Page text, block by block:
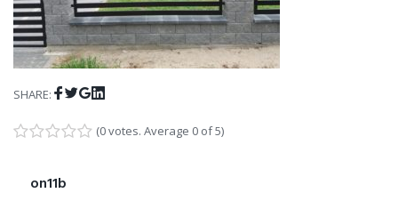
SHARE: Facebook
Twitter
Google+
(0 votes. Average 0of 5)
NAWIGACJA
on11b
Previous